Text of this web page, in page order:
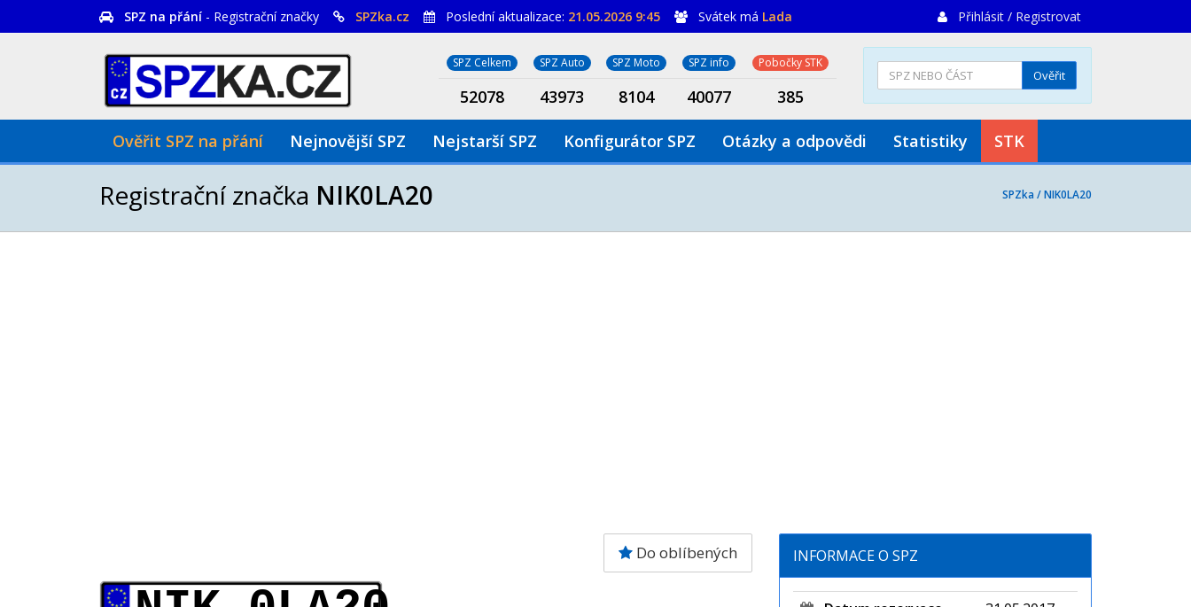
SPZ na přání - Registrační značky SPZka.cz Poslední aktualizace: 21.05.2026 9:45 Svátek má Lada Přihlásit / Registrovat
SPZ Celkem SPZ Auto SPZ Moto SPZ info Pobočky STK
52078 43973 8104 40077 385
Ověřit
Ověřit SPZ na přání Nejnovější SPZ Nejstarší SPZ Konfigurátor SPZ Otázky a odpovědi Statistiky STK
Registrační značka NIK0LA20 SPZka /NIK0LA20
Do oblíbených INFORMACE O SPZ